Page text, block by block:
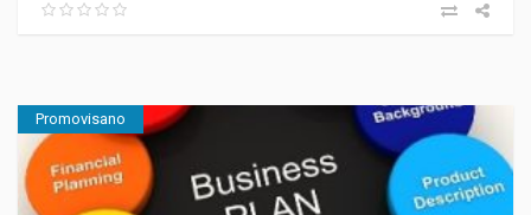
Promovisano